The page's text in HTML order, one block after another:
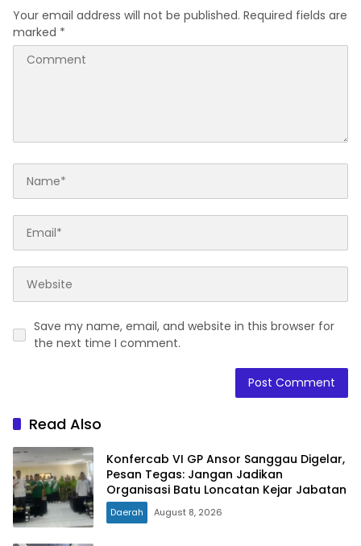
Masyarakat
Your email address will not be published. Required fields are
marked *
Save my name, email, and website in this browser for
the next time I comment.
Read Also
Konfercab VI GP Ansor Sanggau Digelar,
Pesan Tegas: Jangan Jadikan
Organisasi Batu Loncatan Kejar Jabatan
Daerah August 8, 2026